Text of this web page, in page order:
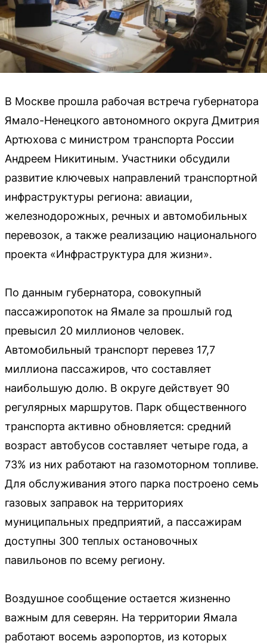
В Москве прошла рабочая встреча губернатора
Ямало-Ненецкого автономного округа Дмитрия
Артюхова с министром транспорта России
Андреем Никитиным. Участники обсудили
развитие ключевых направлений транспортной
инфраструктуры региона: авиации,
железнодорожных, речных и автомобильных
перевозок, а также реализацию национального
проекта «Инфраструктура для жизни».
По данным губернатора, совокупный
пассажиропоток на Ямале за прошлый год
превысил 20 миллионов человек.
Автомобильный транспорт перевез 17,7
миллиона пассажиров, что составляет
наибольшую долю. В округе действует 90
регулярных маршрутов. Парк общественного
транспорта активно обновляется: средний
возраст автобусов составляет четыре года, а
73% из них работают на газомоторном топливе.
Для обслуживания этого парка построено семь
газовых заправок на территориях
муниципальных предприятий, а пассажирам
доступны 300 теплых остановочных
павильонов по всему региону.
Воздушное сообщение остается жизненно
важным для северян. На территории Ямала
работают восемь аэропортов, из которых